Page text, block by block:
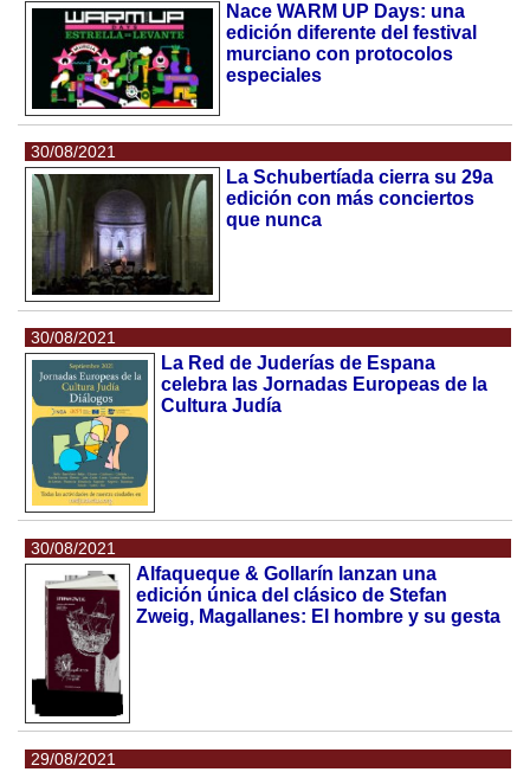
Nace WARM UP Days: una
edición diferente del festival
murciano con protocolos
especiales
30/08/2021
La Schubertíada cierra su 29a
edición con más conciertos
que nunca
30/08/2021
La Red de Juderías de Espana
celebra las Jornadas Europeas de la
Cultura Judía
30/08/2021
Alfaqueque & Gollarín lanzan una
edición única del clásico de Stefan
Zweig, Magallanes: El hombre y su gesta
29/08/2021